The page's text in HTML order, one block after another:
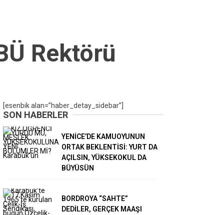
Rektörü
[esenbik alan=”haber_detay_sidebar”]
SON HABERLER
YENİCE’DE KAMUOYUNUN
ORTAK BEKLENTİSİ: YURT DA
AÇILSIN, YÜKSEKOKUL DA
BÜYÜSÜN
BORDROYA “SAHTE”
DEDİLER, GERÇEK MAAŞI